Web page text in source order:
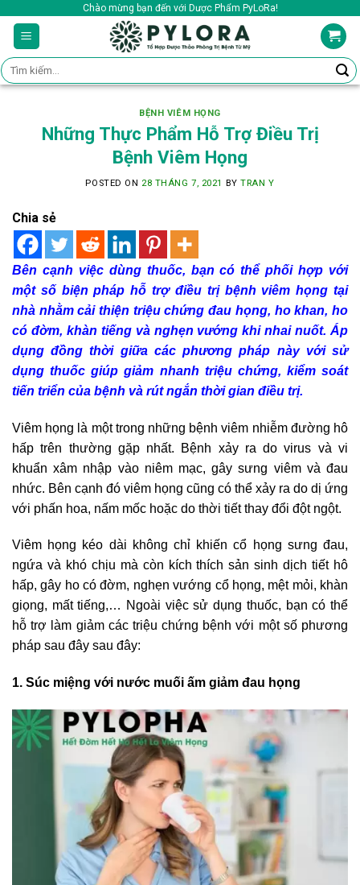
content
Chào mừng bạn đến với Dược Phẩm PyLoRa!
Tìm
kiếm:
BỆNH VIÊM HỌNG
Những Thực Phẩm Hỗ Trợ Điều Trị
Bệnh Viêm Họng
POSTED ON 28 THÁNG 7, 2021 BYTRAN Y
Chia sẻ
Bên cạnh việc dùng thuốc, bạn có thể phối hợp với
một số biện pháp hỗ trợ điều trị bệnh viêm họng tại
nhà nhằm cải thiện triệu chứng đau họng, ho khan, ho
có đờm, khàn tiếng và nghẹn vướng khi nhai nuốt. Áp
dụng đồng thời giữa các phương pháp này với sử
dụng thuốc giúp giảm nhanh triệu chứng, kiểm soát
tiến triển của bệnh và rút ngắn thời gian điều trị.
Viêm họng là một trong những bệnh viêm nhiễm đường hô
hấp trên thường gặp nhất. Bệnh xảy ra do virus và vi
khuẩn xâm nhập vào niêm mạc, gây sưng viêm và đau
nhức. Bên cạnh đó viêm họng cũng có thể xảy ra do dị ứng
với phấn hoa, nấm mốc hoặc do thời tiết thay đổi đột ngột.
Viêm họng kéo dài không chỉ khiến cổ họng sưng đau,
ngứa và khó chịu mà còn kích thích sản sinh dịch tiết hô
hấp, gây ho có đờm, nghẹn vướng cổ họng, mệt mỏi, khàn
giọng, mất tiếng,… Ngoài việc sử dụng thuốc, bạn có thể
hỗ trợ làm giảm các triệu chứng bệnh với một số phương
pháp sau đây sau đây:
1. Súc miệng với nước muối ấm giảm đau họng